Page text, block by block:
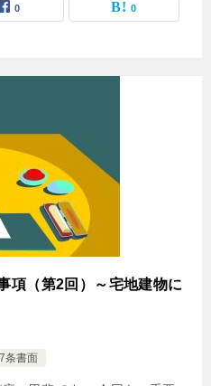
0 0
項（第2回）～宅地建物に
条書面